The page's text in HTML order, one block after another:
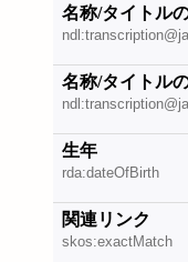
名称/タイトル
名称/タイトル
生年
rda:dateOfBirth
関連リンク
skos:exactMatch